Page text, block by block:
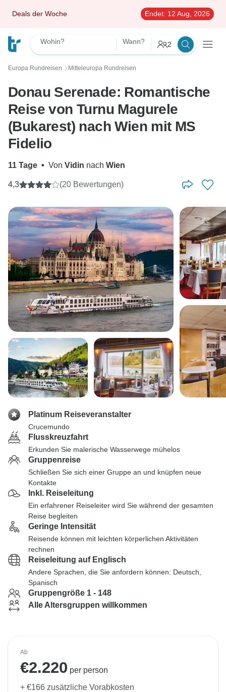
Deals der Woche Endet: 12 Aug, 2026
Wohin? Wann? 2
Europa Rundreisen 〉 Mitteleuropa Rundreisen
Donau Serenade: Romantische
Reise von Turnu Magurele
(Bukarest) nach Wien mit MS
Fidelio
11 Tage • Von Vidin nach Wien
4,3 (20 Bewertungen)
Platinum Reiseveranstalter
Crucemundo
Flusskreuzfahrt
Erkunden Sie malerische Wasserwege mühelos
Gruppenreise
Schließen Sie sich einer Gruppe an und knüpfen neue
Kontakte
Inkl. Reiseleitung
Ein erfahrener Reiseleiter wird Sie während der gesamten
Reise begleiten
Geringe Intensität
Reisende können mit leichten körperlichen Aktivitäten
rechnen
Reiseleitung auf Englisch
Andere Sprachen, die Sie anfordern können: Deutsch,
Spanisch
Gruppengröße 1 - 148
Alle Altersgruppen willkommen
Ab
€2.220 per person
+ €166 zusätzliche Vorabkosten